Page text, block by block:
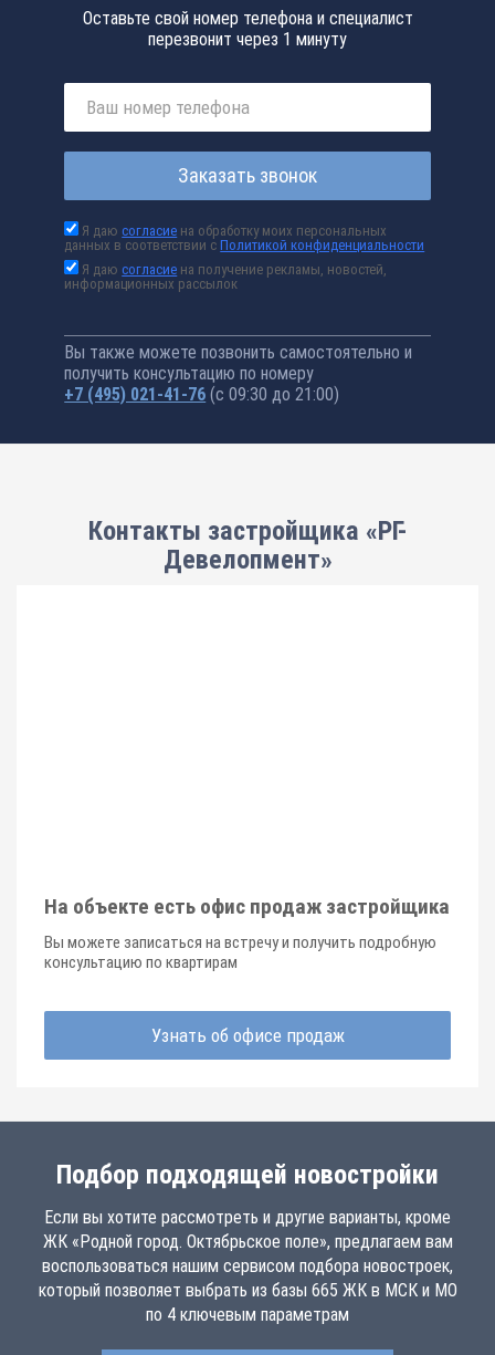
Оставьте свой номер телефона и специалист
перезвонит через 1 минуту
Заказать звонок
Я даюсогласие на обработку моих персональных
данных в соответствии сПолитикой конфиденциальности
Я даюсогласие на получение рекламы, новостей,
информационных рассылок
Вы также можете позвонить самостоятельно и
получить консультацию по номеру
+7 (495) 021-41-76 (с 09:30 до 21:00)
Контакты застройщика «РГ-
Девелопмент»
На объекте есть офис продаж застройщика
Вы можете записаться на встречу и получить подробную
консультацию по квартирам
Узнать об офисе продаж
Подбор подходящей новостройки
Если вы хотите рассмотреть и другие варианты, кроме
ЖК «Родной город. Октябрьское поле», предлагаем вам
воспользоваться нашим сервисом подбора новостроек,
который позволяет выбрать из базы 665 ЖК в МСК и МО
по 4 ключевым параметрам